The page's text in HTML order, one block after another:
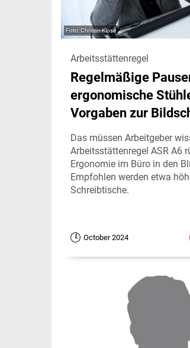
Christin Klose
Arbeitsstättenregel
Regelmäßige
ergonomische
Vorgaben zur
Das müssen Arbeitgeber
Arbeitsstättenregel ASR A6
Ergonomie im Büro in den
Empfohlen werden etwa
Schreibtische.
October 2024